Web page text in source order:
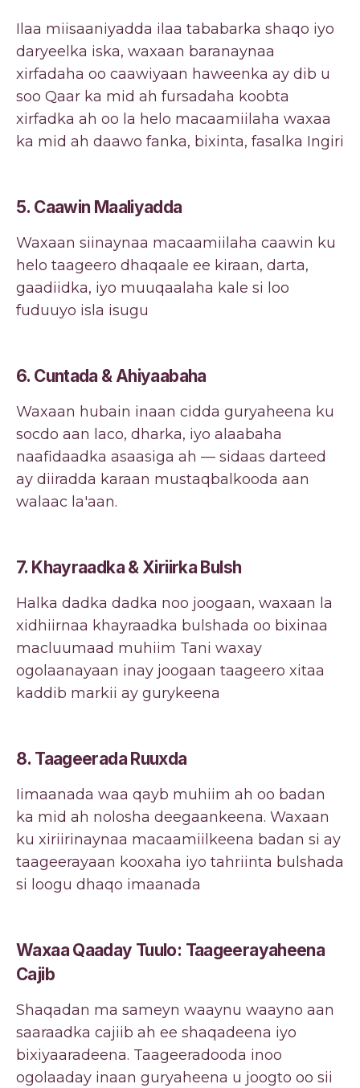
Ilaa miisaaniyadda ilaa tababarka shaqo iyo
daryeelka iska, waxaan baranaynaa
xirfadaha oo caawiyaan haweenka ay dib u
soo Qaar ka mid ah fursadaha koobta
xirfadka ah oo la helo macaamiilaha waxaa
ka mid ah daawo fanka, bixinta, fasalka Ingiri
5. Caawin Maaliyadda
Waxaan siinaynaa macaamiilaha caawin ku
helo taageero dhaqaale ee kiraan, darta,
gaadiidka, iyo muuqaalaha kale si loo
fuduuyo isla isugu
6. Cuntada & Ahiyaabaha
Waxaan hubain inaan cidda guryaheena ku
socdo aan laco, dharka, iyo alaabaha
naafidaadka asaasiga ah — sidaas darteed
ay diiradda karaan mustaqbalkooda aan
walaac la'aan.
7. Khayraadka & Xiriirka Bulsh
Halka dadka dadka noo joogaan, waxaan la
xidhiirnaa khayraadka bulshada oo bixinaa
macluumaad muhiim Tani waxay
ogolaanayaan inay joogaan taageero xitaa
kaddib markii ay gurykeena
8. Taageerada Ruuxda
Iimaanada waa qayb muhiim ah oo badan
ka mid ah nolosha deegaankeena. Waxaan
ku xiriirinaynaa macaamiilkeena badan si ay
taageerayaan kooxaha iyo tahriinta bulshada
si loogu dhaqo imaanada
Waxaa Qaaday Tuulo: Taageerayaheena
Cajib
Shaqadan ma sameyn waaynu waayno aan
saaraadka cajiib ah ee shaqadeena iyo
bixiyaaradeena. Taageeradooda inoo
ogolaaday inaan guryaheena u joogto oo sii